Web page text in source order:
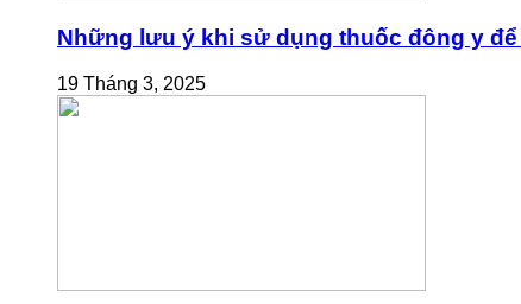
Những lưu ý khi sử dụng thuốc đông y
19 Tháng 3, 2025